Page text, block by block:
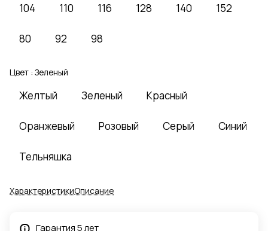
104 110 116 128 140 152
80 92 98
Цвет : Зеленый
Желтый Зеленый Красный
Оранжевый Розовый Серый Синий
Тельняшка
ХарактеристикиОписание
Гарантия 5 лет